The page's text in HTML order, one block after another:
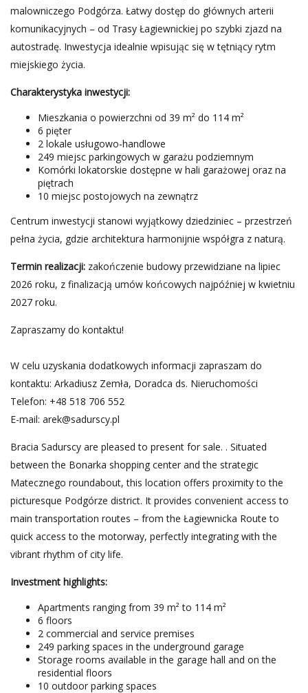
malowniczego Podgórza. Łatwy dostęp do głównych arterii
komunikacyjnych – od Trasy Łagiewnickiej po szybki zjazd na
autostradę. Inwestycja idealnie wpisując się w tętniący rytm
miejskiego życia.
Charakterystyka inwestycji:
Mieszkania o powierzchni od 39 m² do 114 m²
6 pięter
2 lokale usługowo-handlowe
249 miejsc parkingowych w garażu podziemnym
Komórki lokatorskie dostępne w hali garażowej oraz na
piętrach
10 miejsc postojowych na zewnątrz
Centrum inwestycji stanowi wyjątkowy dziedziniec – przestrzeń
pełna życia, gdzie architektura harmonijnie współgra z naturą.
Termin realizacji: zakończenie budowy przewidziane na lipiec
2026 roku, z finalizacją umów końcowych najpóźniej w kwietniu
2027 roku.
Zapraszamy do kontaktu!
W celu uzyskania dodatkowych informacji zapraszam do
kontaktu: Arkadiusz Zemła, Doradca ds. Nieruchomości
Telefon: +48 518 706 552
E-mail: arek@sadurscy.pl
Bracia Sadurscy are pleased to present for sale. . Situated
between the Bonarka shopping center and the strategic
Matecznego roundabout, this location offers proximity to the
picturesque Podgórze district. It provides convenient access to
main transportation routes – from the Łagiewnicka Route to
quick access to the motorway, perfectly integrating with the
vibrant rhythm of city life.
Investment highlights:
Apartments ranging from 39 m² to 114 m²
6 floors
2 commercial and service premises
249 parking spaces in the underground garage
Storage rooms available in the garage hall and on the
residential floors
10 outdoor parking spaces